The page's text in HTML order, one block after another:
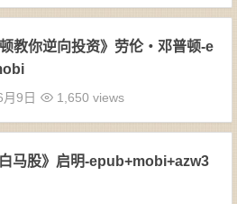
顿教你逆向投资》劳伦・邓普顿-e
9日 1,650 views
白马股》启明-epub+mobi+azw3